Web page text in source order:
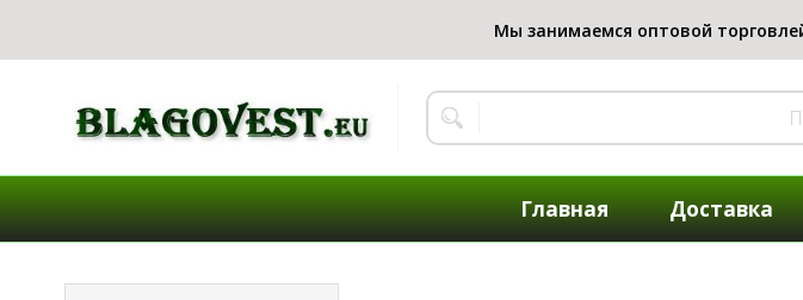
Главная Доставка